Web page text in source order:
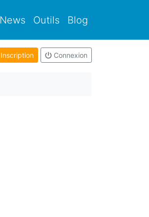
News Outils Blog
Inscription Connexion